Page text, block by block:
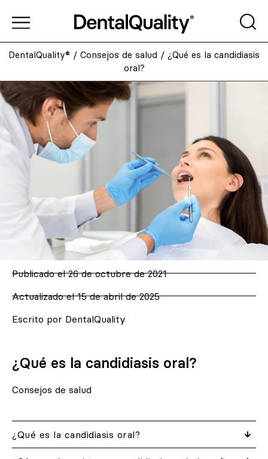
DentalQuality® / Consejos de salud / ¿Qué es la candidiasis
oral?
Publicado el 26 de octubre de 2021
Actualizado el 15 de abril de 2025
Escrito por DentalQuality
¿Qué es la candidiasis oral?
Consejos de salud
¿Qué es la candidiasis oral?